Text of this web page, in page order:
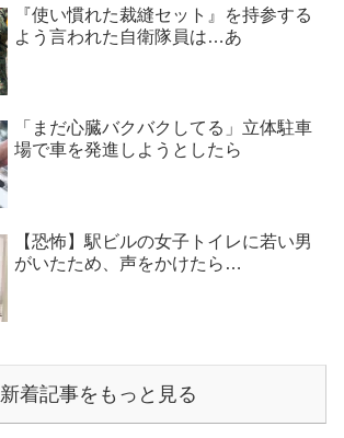
『使い慣れた裁縫セット』を持参する
よう言われた自衛隊員は…あ
「まだ心臓バクバクしてる」立体駐車
場で車を発進しようとしたら
【恐怖】駅ビルの女子トイレに若い男
がいたため、声をかけたら…
新着記事をもっと見る